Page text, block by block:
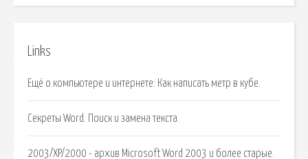
Links
Ещё о компьютере и интернете: Как написать метр в кубе.
Секреты Word. Поиск и замена текста.
2003/XP/2000 - архив Microsoft Word 2003 и более старые.